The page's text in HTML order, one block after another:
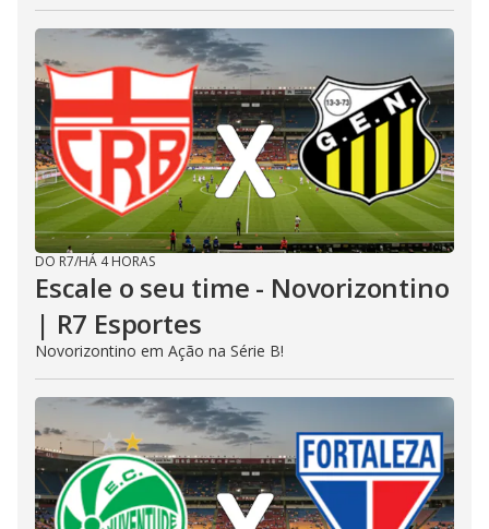
DO R7/HÁ 4 HORAS
Escale o seu time - Novorizontino
| R7 Esportes
Novorizontino em Ação na Série B!